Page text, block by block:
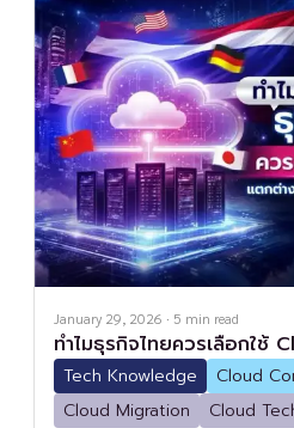
January 29, 2026 · 5 min read
ทำไมธุรกิจไทยควรเลือกใช้
Tech Knowledge
Cloud
Cloud Migration
Cloud